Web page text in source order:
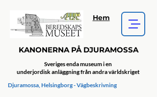
KANONERNA PÅ DJURAMOSSA
Djuramossa, Helsingborg - Vägbeskrivning
Sveriges enda museum i en
underjordisk anläggning från andra världskriget
Hem